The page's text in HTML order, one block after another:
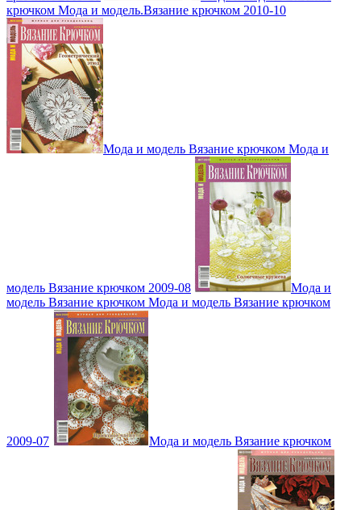
крючком Мода и модель.Вязание крючком 2010-10
Мода и модель Вязание крючком Мода и
модель Вязание крючком 2009-08
Мода и
модель Вязание крючком Мода и модель Вязание крючком
2009-07 Мода и модель Вязание крючком